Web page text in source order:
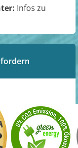
Infos zu